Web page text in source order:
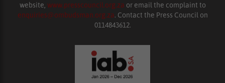
website, www.presscouncil.org.za or email the complaint to
enquiries@ombudsman.org.za. Contact the Press Council on
0114843612.